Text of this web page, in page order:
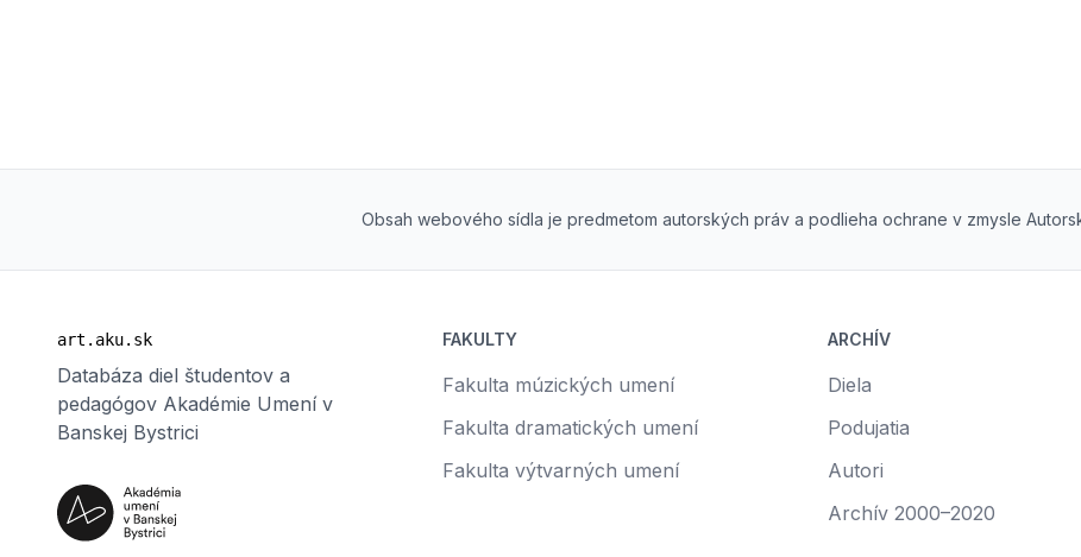
Obsah webového sídla je predmetom autorských práv a podlieha ochrane v zmysle
art.aku.sk
Databáza diel študentov a
pedagógov Akadémie Umení v
Banskej Bystrici
FAKULTY
Fakulta múzických umení
Fakulta dramatických umení
Fakulta výtvarných umení
ARCHÍV
Diela
Podujatia
Autori
Archív 2000–2020